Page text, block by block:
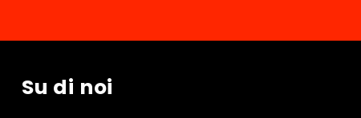
Su di noi